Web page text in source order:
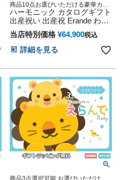
商品10点お選びいただける豪華カタ
ログギフト
ハーモニック カタログギフト
出産祝い 出産祝 Erande わく
わく ノナプルチョイス
当店特別価格 ¥64,900税込
詳細を見る
商品3点選択可能 お選びいただける